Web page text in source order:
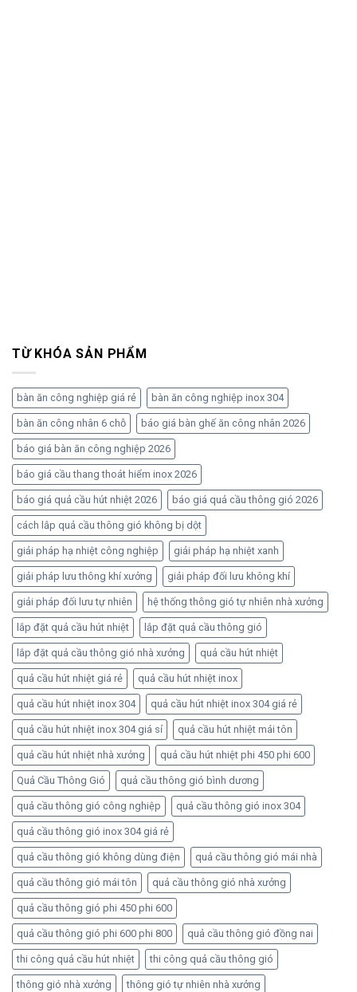
TỪ KHÓA SẢN PHẨM
bàn ăn công nghiệp giá rẻ bàn ăn công nghiệp inox 304
bàn ăn công nhân 6 chỗ báo giá bàn ghế ăn công nhân 2026
báo giá bàn ăn công nghiệp 2026
báo giá cầu thang thoát hiểm inox 2026
báo giá quả cầu hút nhiệt 2026 báo giá quả cầu thông gió 2026
cách lắp quả cầu thông gió không bị dột
giải pháp hạ nhiệt công nghiệp giải pháp hạ nhiệt xanh
giải pháp lưu thông khí xưởng giải pháp đối lưu không khí
giải pháp đối lưu tự nhiên hệ thống thông gió tự nhiên nhà xưởng
lắp đặt quả cầu hút nhiệt lắp đặt quả cầu thông gió
lắp đặt quả cầu thông gió nhà xưởng quả cầu hút nhiệt
quả cầu hút nhiệt giá rẻ quả cầu hút nhiệt inox
quả cầu hút nhiệt inox 304 quả cầu hút nhiệt inox 304 giá rẻ
quả cầu hút nhiệt inox 304 giá sỉ quả cầu hút nhiệt mái tôn
quả cầu hút nhiệt nhà xưởng quả cầu hút nhiệt phi 450 phi 600
Quả Cầu Thông Gió quả cầu thông gió bình dương
quả cầu thông gió công nghiệp quả cầu thông gió inox 304
quả cầu thông gió inox 304 giá rẻ
quả cầu thông gió không dùng điện quả cầu thông gió mái nhà
quả cầu thông gió mái tôn quả cầu thông gió nhà xưởng
quả cầu thông gió phi 450 phi 600
quả cầu thông gió phi 600 phi 800 quả cầu thông gió đồng nai
thi công quả cầu hút nhiệt thi công quả cầu thông gió
thông gió nhà xưởng thông gió tự nhiên nhà xưởng